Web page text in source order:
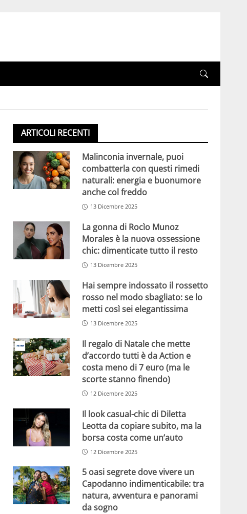
ARTICOLI RECENTI
Malinconia invernale, puoi
combatterla con questi rimedi
naturali: energia e buonumore
anche col freddo
13 Dicembre 2025
La gonna di Rocìo Munoz
Morales è la nuova ossessione
chic: dimenticate tutto il resto
13 Dicembre 2025
Hai sempre indossato il rossetto
rosso nel modo sbagliato: se lo
metti così sei elegantissima
13 Dicembre 2025
Il regalo di Natale che mette
d’accordo tutti è da Action e
costa meno di 7 euro (ma le
scorte stanno finendo)
12 Dicembre 2025
Il look casual-chic di Diletta
Leotta da copiare subito, ma la
borsa costa come un’auto
12 Dicembre 2025
5 oasi segrete dove vivere un
Capodanno indimenticabile: tra
natura, avventura e panorami
da sogno